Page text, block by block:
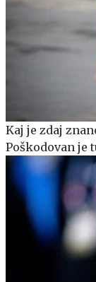
Kaj je zdaj
Poškodovan je